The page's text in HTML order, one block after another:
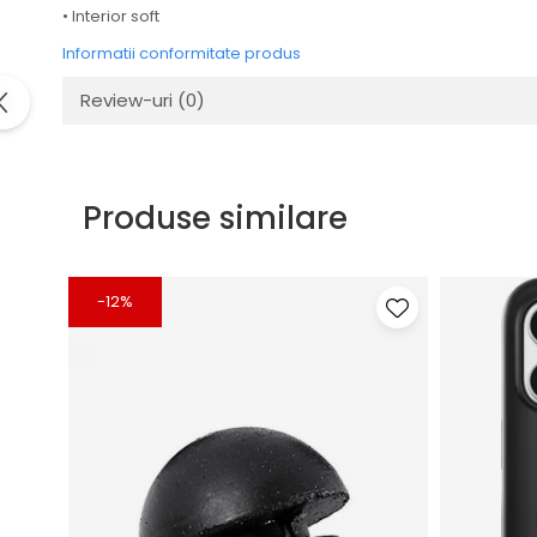
• Interior soft
Informatii conformitate produs
Review-uri (0)
Produse similare
-12%